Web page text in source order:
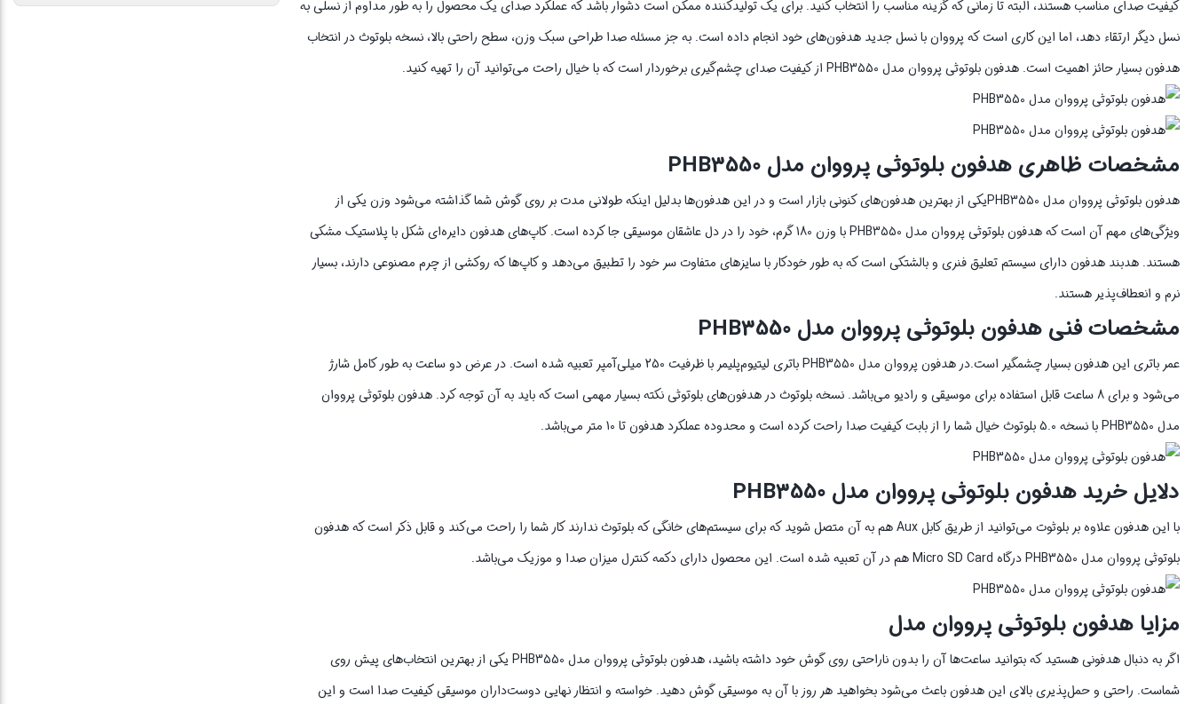
کیفیت صدای مناسب هستند، البته تا زمانی که گزینه مناسب را انتخاب کنید. برای یک تولیدکننده ممکن است دشوار باشد که عملکرد صدای یک محصول را به طور مداوم از نسلی به
نسل دیگر ارتقاء دهد، اما این کاری است که پرووان با نسل جدید هدفون‌های خود انجام داده است. به جز مسئله صدا طراحی سبک وزن، سطح راحتی بالا، نسخه بلوتوث در انتخاب
هدفون بسیار حائز اهمیت است. هدفون بلوتوثی پرووان مدل PHB3550 از کیفیت صدای چشم‌گیری برخوردار است که با خیال راحت می‌توانید آن را تهیه کنید.
مشخصات ظاهری هدفون بلوتوثی پرووان مدل PHB3550
هدفون بلوتوثی پرووان مدل PHB3550یکی از بهترین هدفون‌های کنونی بازار است و در این هدفون‌ها بدلیل اینکه طولانی مدت بر روی گوش شما گذاشته می‌شود وزن یکی از
ویژگی‌های مهم آن است که هدفون بلوتوثی پرووان مدل PHB3550 با وزن 180 گرم، خود را در دل عاشقان موسیقی جا کرده است. کاپ‌های هدفون دایره‌ای شکل با پلاستیک مشکی
هستند. هدبند هدفون دارای سیستم تعلیق فنری و بالشتکی است که به طور خودکار با سایزهای متفاوت سر خود را تطبیق می‌دهد و کاپ‌ها که روکشی از چرم مصنوعی دارند، بسیار
نرم و انعطاف‌پذیر هستند.
مشخصات فنی هدفون بلوتوثی پرووان مدل PHB3550
عمر باتری این هدفون بسیار چشمگیر است.در هدفون پرووان مدل PHB3550 باتری لیتیوم‌پلیمر با ظرفیت 250 میلی‌آمپر تعبیه شده است. در عرض دو ساعت به طور کامل شارژ
می‌شود و برای 8 ساعت قابل استفاده برای موسیقی و رادیو می‌باشد. نسخه بلوتوث در هدفون‌های بلوتوثی نکته بسیار مهمی است که باید به آن توجه کرد. هدفون بلوتوثی پرووان
مدل PHB3550 با نسخه 5.0 بلوتوث خیال شما را از بابت کیفیت صدا راحت کرده است و محدوده عملکرد هدفون تا 10 متر می‌باشد.
دلایل خرید هدفون بلوتوثی پرووان مدل PHB3550
با این هدفون علاوه بر بلوثوت می‌توانید از طریق کابل Aux هم به آن متصل شوید که برای سیستم‌های خانگی که بلوتوث ندارند کار شما را راحت می‌کند و قابل ذکر است که هدفون
بلوتوثی پرووان مدل PHB3550 درگاه Micro SD Card هم در آن تعبیه شده است. این محصول دارای دکمه کنترل میزان صدا و موزیک می‌باشد.
مزایا هدفون بلوتوثی پرووان مدل
اگر به دنبال هدفونی هستید که بتوانید ساعت‌ها آن را بدون ناراحتی روی گوش خود داشته باشید، هدفون بلوتوثی پرووان مدل PHB3550 یکی از بهترین انتخاب‌های پیش روی
شماست. راحتی و حمل‌پذیری بالای این هدفون باعث می‌شود بخواهید هر روز با آن به موسیقی گوش دهید. خواسته و انتظار نهایی دوست‌داران موسیقی کیفیت صدا است و این